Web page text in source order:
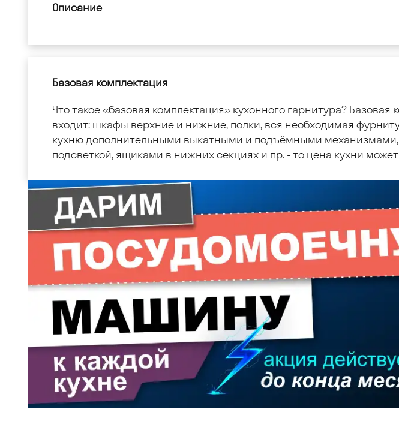
Описание
Базовая комплектация
Что такое «базовая комплектация» кухонного гарнитура?
входит: шкафы верхние и нижние, полки, вся необходимая
кухню дополнительными выкатными и подъёмными
подсветкой, ящиками в нижних секциях и пр. - то цена кухни